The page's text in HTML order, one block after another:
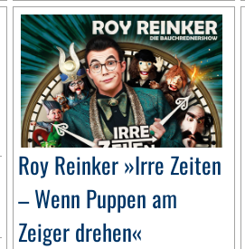
Roy Reinker »Irre Zeiten
– Wenn Puppen am
Zeiger drehen«